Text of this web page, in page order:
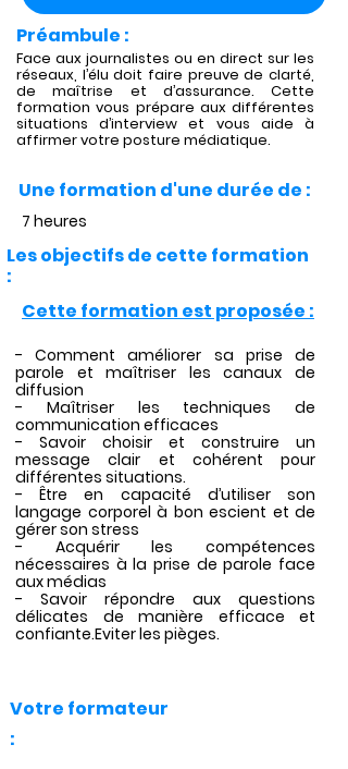
Préambule :
Face aux journalistes ou en direct sur les
réseaux, l’élu doit faire preuve de clarté,
de maîtrise et d’assurance. Cette
formation vous prépare aux différentes
situations d’interview et vous aide à
affirmer votre posture médiatique.
Une formation d'une durée de :
7 heures
Les objectifs de cette formation
:
Cette formation est proposée :
- Comment améliorer sa prise de
parole et maîtriser les canaux de
diffusion
- Maîtriser les techniques de
communication efficaces
- Savoir choisir et construire un
message clair et cohérent pour
différentes situations.
- Être en capacité d’utiliser son
langage corporel à bon escient et de
gérer son stress
- Acquérir les compétences
nécessaires à la prise de parole face
aux médias
- Savoir répondre aux questions
délicates de manière efficace et
confiante.Eviter les pièges.
Votre formateur
: